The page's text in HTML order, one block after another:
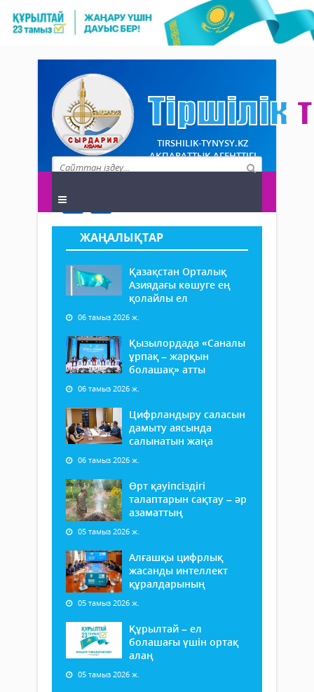
TIRSHILIK-TYNYSY.KZ
АҚПАРАТТЫҚ АГЕНТТІГІ
ЖАҢАЛЫҚТАР
Қазақстан Орталық
Азиядағы көшуге ең
қолайлы ел
06 тамыз 2026 ж.
Қызылордада «Саналы
ұрпақ – жарқын
болашақ» атты
06 тамыз 2026 ж.
Цифрландыру саласын
дамыту аясында
салынатын жаңа
06 тамыз 2026 ж.
Өрт қауіпсіздігі
талаптарын сақтау – әр
азаматтың
05 тамыз 2026 ж.
Алғашқы цифрлық
жасанды интеллект
құралдарының
05 тамыз 2026 ж.
Құрылтай – ел
болашағы үшін ортақ
алаң
05 тамыз 2026 ж.